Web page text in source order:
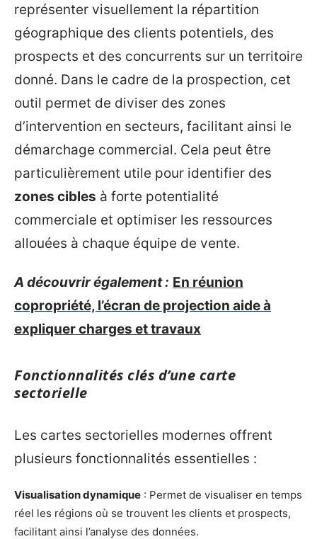
représenter visuellement la répartition
géographique des clients potentiels, des
prospects et des concurrents sur un territoire
donné. Dans le cadre de la prospection, cet
outil permet de diviser des zones
d’intervention en secteurs, facilitant ainsi le
démarchage commercial. Cela peut être
particulièrement utile pour identifier des
zones cibles à forte potentialité
commerciale et optimiser les ressources
allouées à chaque équipe de vente.
A découvrir également : En réunion
copropriété, l’écran de projection aide à
expliquer charges et travaux
Fonctionnalités clés d’une carte
sectorielle
Les cartes sectorielles modernes offrent
plusieurs fonctionnalités essentielles :
Visualisation dynamique : Permet de visualiser en temps
réel les régions où se trouvent les clients et prospects,
facilitant ainsi l’analyse des données.